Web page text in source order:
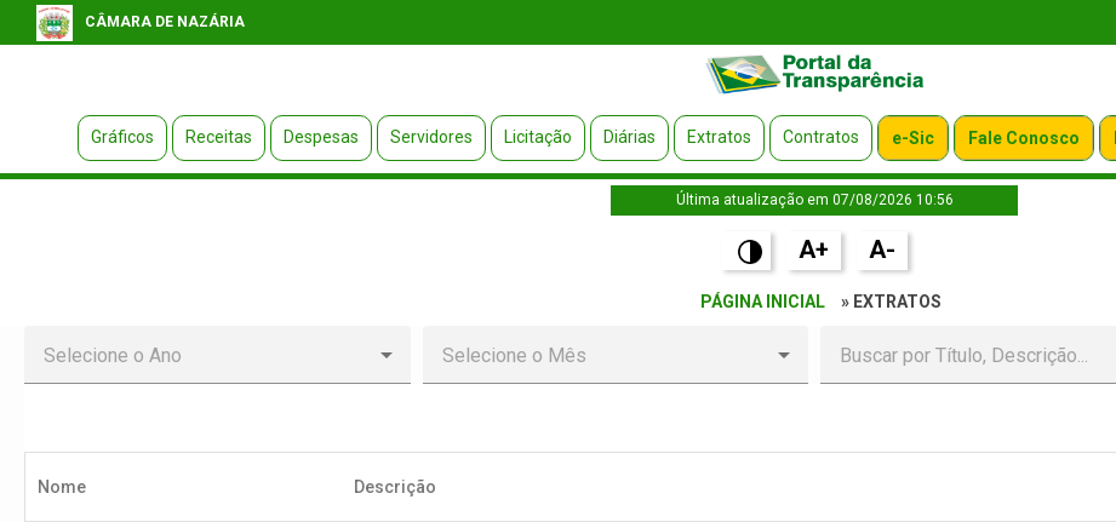
CÂMARA DE NAZÁRIA
Gráficos Receitas Despesas Servidores Licitação Diárias Extratos Contratos e-Sic Fale Conosco
Última atualização em 07/08/2026 10:56
A+ A-
PÁGINA INICIAL » EXTRATOS
Nome Descrição